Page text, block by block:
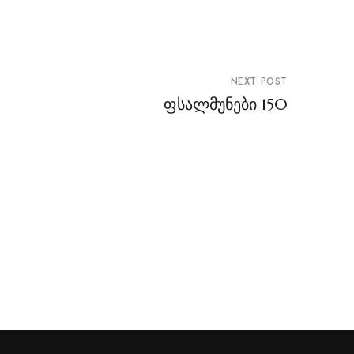
NEXT POST
ფსალმუნები 150